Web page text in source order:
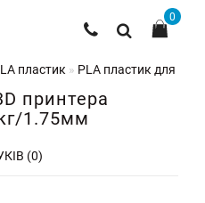
0
пластик PLA пластик для 3D
принтера
1.75мм
(0)